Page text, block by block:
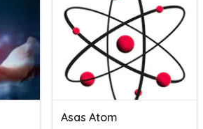
Asas Atom